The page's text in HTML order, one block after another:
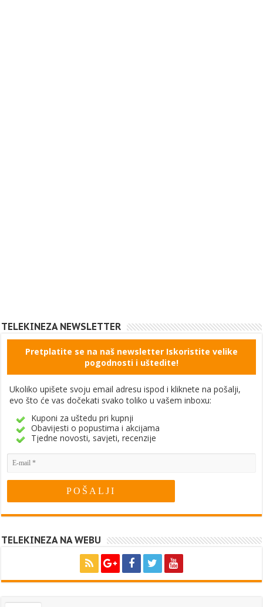
TELEKINEZA NEWSLETTER
Pretplatite se na naš newsletter Iskoristite velike
pogodnosti i uštedite!
Ukoliko upišete svoju email adresu ispod i kliknete na pošalji,
evo što će vas dočekati svako toliko u vašem inboxu:
Kuponi za uštedu pri kupnji
Obavijesti o popustima i akcijama
Tjedne novosti, savjeti, recenzije
TELEKINEZA NA WEBU